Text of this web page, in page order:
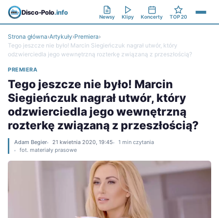
Disco-Polo.info
Newsy Klipy Koncerty TOP 20
Strona główna›Artykuły›Premiera›
Tego jeszcze nie było! Marcin Siegieńczuk nagrał utwór, który
odzwierciedla jego wewnętrzną rozterkę związaną z przeszłością?
PREMIERA
Tego jeszcze nie było! Marcin
Siegieńczuk nagrał utwór, który
odzwierciedla jego wewnętrzną
rozterkę związaną z przeszłością?
Adam Begier 21 kwietnia 2020, 19:45
1 min czytania
fot. materiały prasowe